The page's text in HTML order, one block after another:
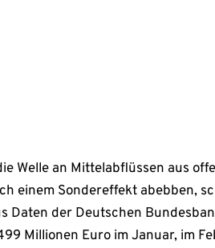
Welle an Mittelabflüssen aus
einem Sondereffekt abebben,
Daten der Deutschen
Millionen Euro im Januar, im